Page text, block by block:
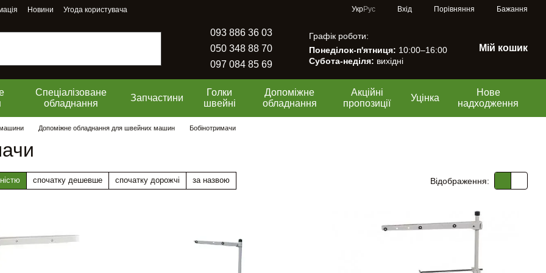
Новини Угода користувача УкрРус Вхід Порівняння Бажання
093 886 36 03
050 348 88 70
097 084 85 69
Графік роботи:
Понеділок-п'ятниця: 10:00–16:00
Субота-неділя: вихідні
Мій кошик
Спеціалізоване
обладнання
Запчастини
Голки
швейні
Допоміжне
обладнання
Акційні
пропозиції
Уцінка
Нове
надходження
Допоміжне обладнання для швейних машин Бобінотримачи
спочатку дешевше спочатку дорожчі за назвою Відображення: